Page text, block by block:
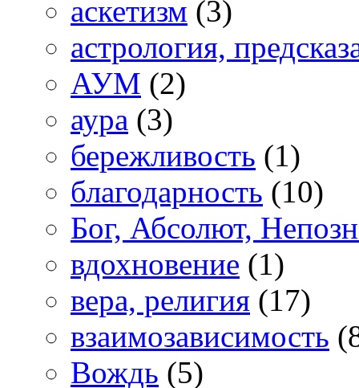
аскетизм (3)
астрология,
АУМ (2)
аура (3)
бережливость (1)
благодарность (10)
Бог, Абсолют,
вдохновение (1)
вера, религия (17)
взаимозависимость
Вождь (5)